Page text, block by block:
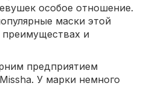
особое отношение.
маски этой
и
предприятием
У марки немного